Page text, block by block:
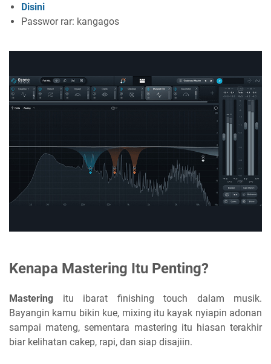
Disini
Passwor rar: kangagos
Kenapa Mastering Itu Penting?
Mastering itu ibarat finishing touch dalam musik.
Bayangin kamu bikin kue, mixing itu kayak nyiapin adonan
sampai mateng, sementara mastering itu hiasan terakhir
biar kelihatan cakep, rapi, dan siap disajiin.